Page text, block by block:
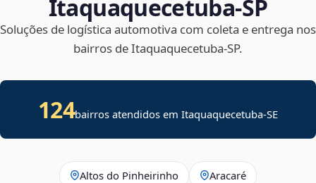
Itaquaquecetuba‑SP
Soluções de logística automotiva com coleta e entrega nos
bairros de Itaquaquecetuba‑SP.
124bairros atendidos emItaquaquecetuba-SE
Altos do Pinheirinho Aracaré